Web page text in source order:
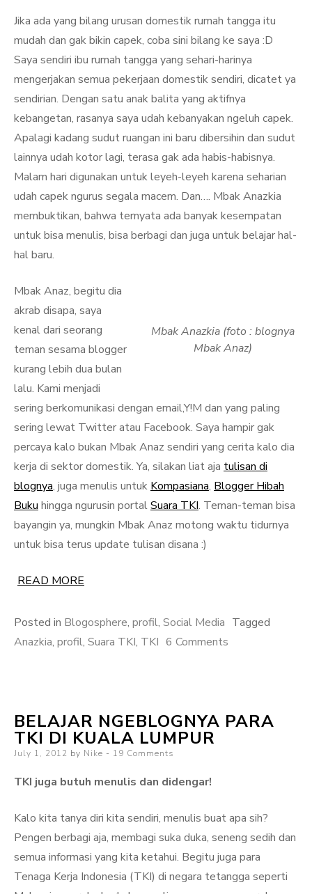
Jika ada yang bilang urusan domestik rumah tangga itu
mudah dan gak bikin capek, coba sini bilang ke saya :D
Saya sendiri ibu rumah tangga yang sehari-harinya
mengerjakan semua pekerjaan domestik sendiri, dicatet ya
sendirian. Dengan satu anak balita yang aktifnya
kebangetan, rasanya saya udah kebanyakan ngeluh capek.
Apalagi kadang sudut ruangan ini baru dibersihin dan sudut
lainnya udah kotor lagi, terasa gak ada habis-habisnya.
Malam hari digunakan untuk leyeh-leyeh karena seharian
udah capek ngurus segala macem. Dan…. Mbak Anazkia
membuktikan, bahwa ternyata ada banyak kesempatan
untuk bisa menulis, bisa berbagi dan juga untuk belajar hal-
hal baru.
Mbak Anazkia (foto : blognya
Mbak Anaz)
Mbak Anaz, begitu dia
akrab disapa, saya
kenal dari seorang
teman sesama blogger
kurang lebih dua bulan
lalu. Kami menjadi
sering berkomunikasi dengan email,Y!M dan yang paling
sering lewat Twitter atau Facebook. Saya hampir gak
percaya kalo bukan Mbak Anaz sendiri yang cerita kalo dia
kerja di sektor domestik. Ya, silakan liat aja tulisan di
blognya, juga menulis untuk Kompasiana, Blogger Hibah
Buku hingga ngurusin portalSuara TKI. Teman-teman bisa
bayangin ya, mungkin Mbak Anaz motong waktu tidurnya
untuk bisa terus update tulisan disana :)
READ MORE
Posted in Blogosphere, profil, Social Media Tagged
Anazkia, profil, Suara TKI, TKI 6 Comments
Bertemu
BELAJAR NGEBLOGNYA PARA
TKI DI KUALA LUMPUR
Posted
July 1, 2012 by Nike 19 Comments
TKI juga butuh menulis dan didengar!
Kalo kita tanya diri kita sendiri, menulis buat apa sih?
Pengen berbagi aja, membagi suka duka, seneng sedih dan
semua informasi yang kita ketahui. Begitu juga para
Tenaga Kerja Indonesia (TKI) di negara tetangga seperti